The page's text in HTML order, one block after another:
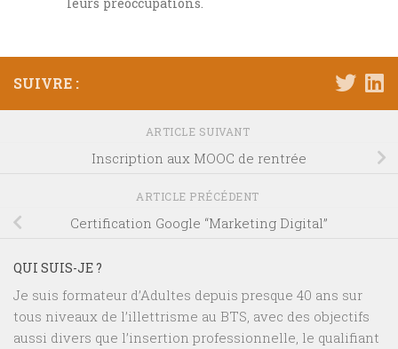
SUIVRE :
ARTICLE SUIVANT
Inscription aux MOOC de rentrée
ARTICLE PRÉCÉDENT
Certification Google “Marketing Digital”
QUI SUIS-JE ?
Je suis formateur d’Adultes depuis presque 40 ans sur
tous niveaux de l’illettrisme au BTS, avec des objectifs
aussi divers que l’insertion professionnelle, le qualifiant